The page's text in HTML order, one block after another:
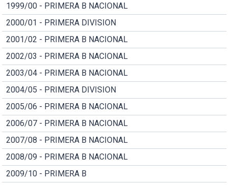
1999/00 - PRIMERA B NACIONAL
2000/01 - PRIMERA DIVISION
2001/02 - PRIMERA B NACIONAL
2002/03 - PRIMERA B NACIONAL
2003/04 - PRIMERA B NACIONAL
2004/05 - PRIMERA DIVISION
2005/06 - PRIMERA B NACIONAL
2006/07 - PRIMERA B NACIONAL
2007/08 - PRIMERA B NACIONAL
2008/09 - PRIMERA B NACIONAL
2009/10 - PRIMERA B